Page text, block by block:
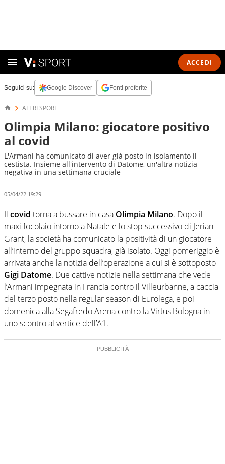
ACCEDI
Seguici su: Google Discover Fonti preferite
ALTRI SPORT
Olimpia Milano: giocatore positivo
al covid
L'Armani ha comunicato di aver già posto in isolamento il
cestista. Insieme all'intervento di Datome, un'altra notizia
negativa in una settimana cruciale
05/04/22 19:29
Il covid torna a bussare in casa Olimpia Milano. Dopo il
maxi focolaio intorno a Natale e lo stop successivo di Jerian
Grant, la società ha comunicato la positività di un giocatore
all’interno del gruppo squadra, già isolato. Oggi pomeriggio è
arrivata anche la notizia dell’operazione a cui si è sottoposto
Gigi Datome. Due cattive notizie nella settimana che vede
l’Armani impegnata in Francia contro il Villeurbanne, a caccia
del terzo posto nella regular season di Eurolega, e poi
domenica alla Segafredo Arena contro la Virtus Bologna in
uno scontro al vertice dell’A1.